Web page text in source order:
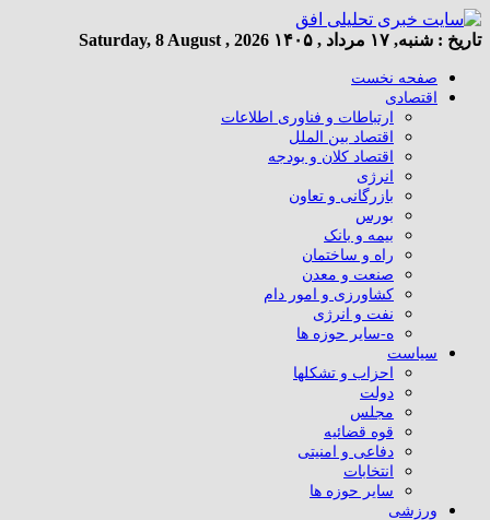
تاریخ : شنبه, ۱۷ مرداد , ۱۴۰۵ Saturday, 8 August , 2026
صفحه نخست
اقتصادی
ارتباطات و فناوری اطلاعات
اقتصاد بین الملل
اقتصاد کلان و بودجه
انرژی
بازرگانی و تعاون
بورس
بیمه و بانک
راه و ساختمان
صنعت و معدن
کشاورزی و امور دام
نفت و انرژی
ه-سایر حوزه ها
سیاست
احزاب و تشکلها
دولت
مجلس
قوه قضائیه
دفاعی و امنیتی
انتخابات
سایر حوزه ها
ورزشی